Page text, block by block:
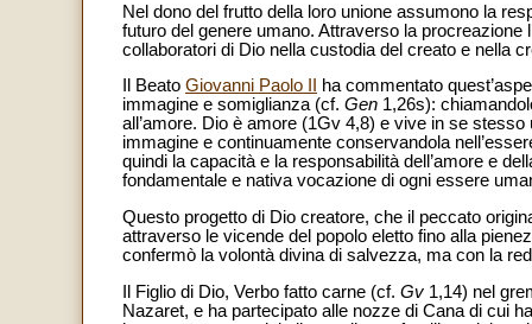
Nel dono del frutto della loro unione assumono la
futuro del genere umano. Attraverso la procreazione
collaboratori di Dio nella custodia del creato e nella
Il Beato Giovanni Paolo II
ha commentato
immagine e somiglianza (cf. Gen 1,26s):
all’amore. Dio è amore (1Gv 4,8) e vive in se
immagine e continuamente conservandola
quindi la capacità e la responsabilità dell’amore e
fondamentale e nativa vocazione di ogni essere
Questo progetto di Dio creatore, che il peccato
attraverso le vicende del popolo eletto fino alla
confermò la volontà divina di salvezza, ma con la
Il Figlio di Dio, Verbo fatto carne (cf. Gv 1,14) nel
Nazaret, e ha partecipato alle nozze di Cana di cui